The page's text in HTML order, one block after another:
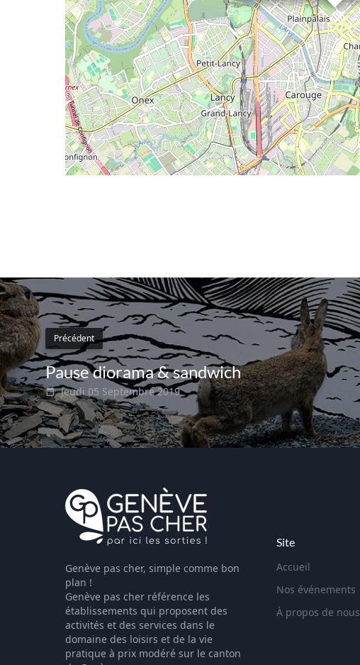
Précédent
Pause diorama & sandwich
Jeudi 05 Septembre 2019
Genève pas cher, simple comme bon
plan !
Genève pas cher référence les
établissements qui proposent des
activités et des services dans le
domaine des loisirs et de la vie
pratique à prix modéré sur le canton
Site
Accueil
Nos événements
À propos de nous